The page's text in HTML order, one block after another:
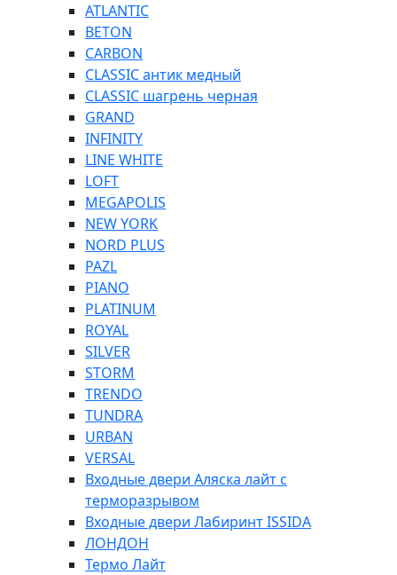
ATLANTIC
BETON
CARBON
CLASSIC антик медный
CLASSIC шагрень черная
GRAND
INFINITY
LINE WHITE
LOFT
MEGAPOLIS
NEW YORK
NORD PLUS
PAZL
PIANO
PLATINUM
ROYAL
SILVER
STORM
TRENDO
TUNDRA
URBAN
VERSAL
Входные двери Аляска лайт с
терморазрывом
Входные двери Лабиринт ISSIDA
ЛОНДОН
Термо Лайт